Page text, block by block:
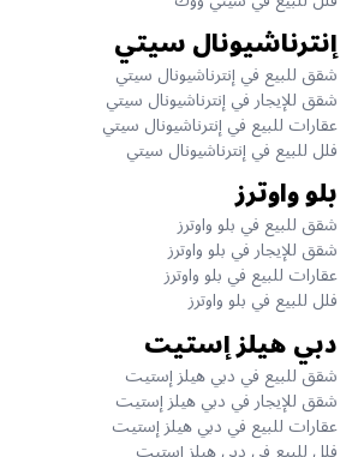
إنترناشيونال سيتي
شقق للبيع في إنترناشيونال سيتي
شقق للإيجار في إنترناشيونال سيتي
عقارات للبيع في إنترناشيونال سيتي
فلل للبيع في إنترناشيونال سيتي
بلو واوترز
شقق للبيع في بلو واوترز
شقق للإيجار في بلو واوترز
عقارات للبيع في بلو واوترز
فلل للبيع في بلو واوترز
دبي هيلز إستيت
شقق للبيع في دبي هيلز إستيت
شقق للإيجار في دبي هيلز إستيت
عقارات للبيع في دبي هيلز إستيت